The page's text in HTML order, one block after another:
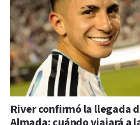
River confirmó la llegada